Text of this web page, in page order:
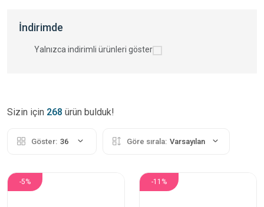
İndirimde
Yalnızca indirimli ürünleri göster
Sizin için 268 ürün bulduk!
Göster: 36 Göre sırala: Varsayılan
-5% -11%